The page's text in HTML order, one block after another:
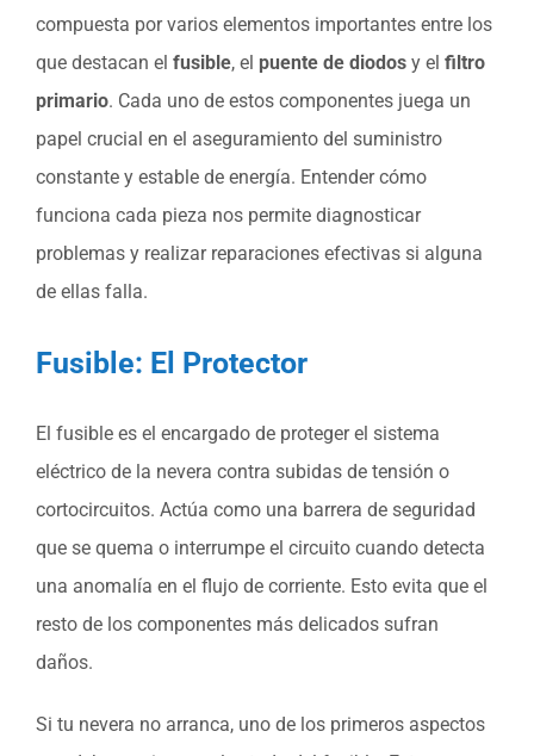
compuesta por varios elementos importantes entre los
que destacan el fusible, el puente de diodos y el filtro
primario. Cada uno de estos componentes juega un
papel crucial en el aseguramiento del suministro
constante y estable de energía. Entender cómo
funciona cada pieza nos permite diagnosticar
problemas y realizar reparaciones efectivas si alguna
de ellas falla.
Fusible: El Protector
El fusible es el encargado de proteger el sistema
eléctrico de la nevera contra subidas de tensión o
cortocircuitos. Actúa como una barrera de seguridad
que se quema o interrumpe el circuito cuando detecta
una anomalía en el flujo de corriente. Esto evita que el
resto de los componentes más delicados sufran
daños.
Si tu nevera no arranca, uno de los primeros aspectos